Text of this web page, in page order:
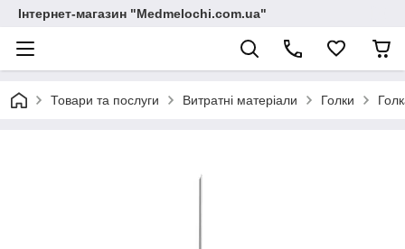
Інтернет-магазин "Medmelochi.com.ua"
Товари та послуги Витратні матеріали Голки